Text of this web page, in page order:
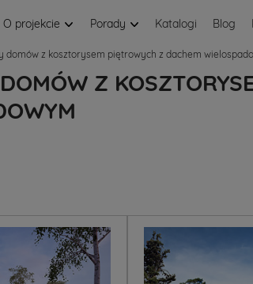
O projekcie Porady Katalogi Blog
domów z kosztorysem piętrowych z dachem
Z